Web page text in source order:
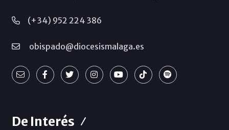
(+34) 952 224 386
obispado@diocesismalaga.es
De Interés